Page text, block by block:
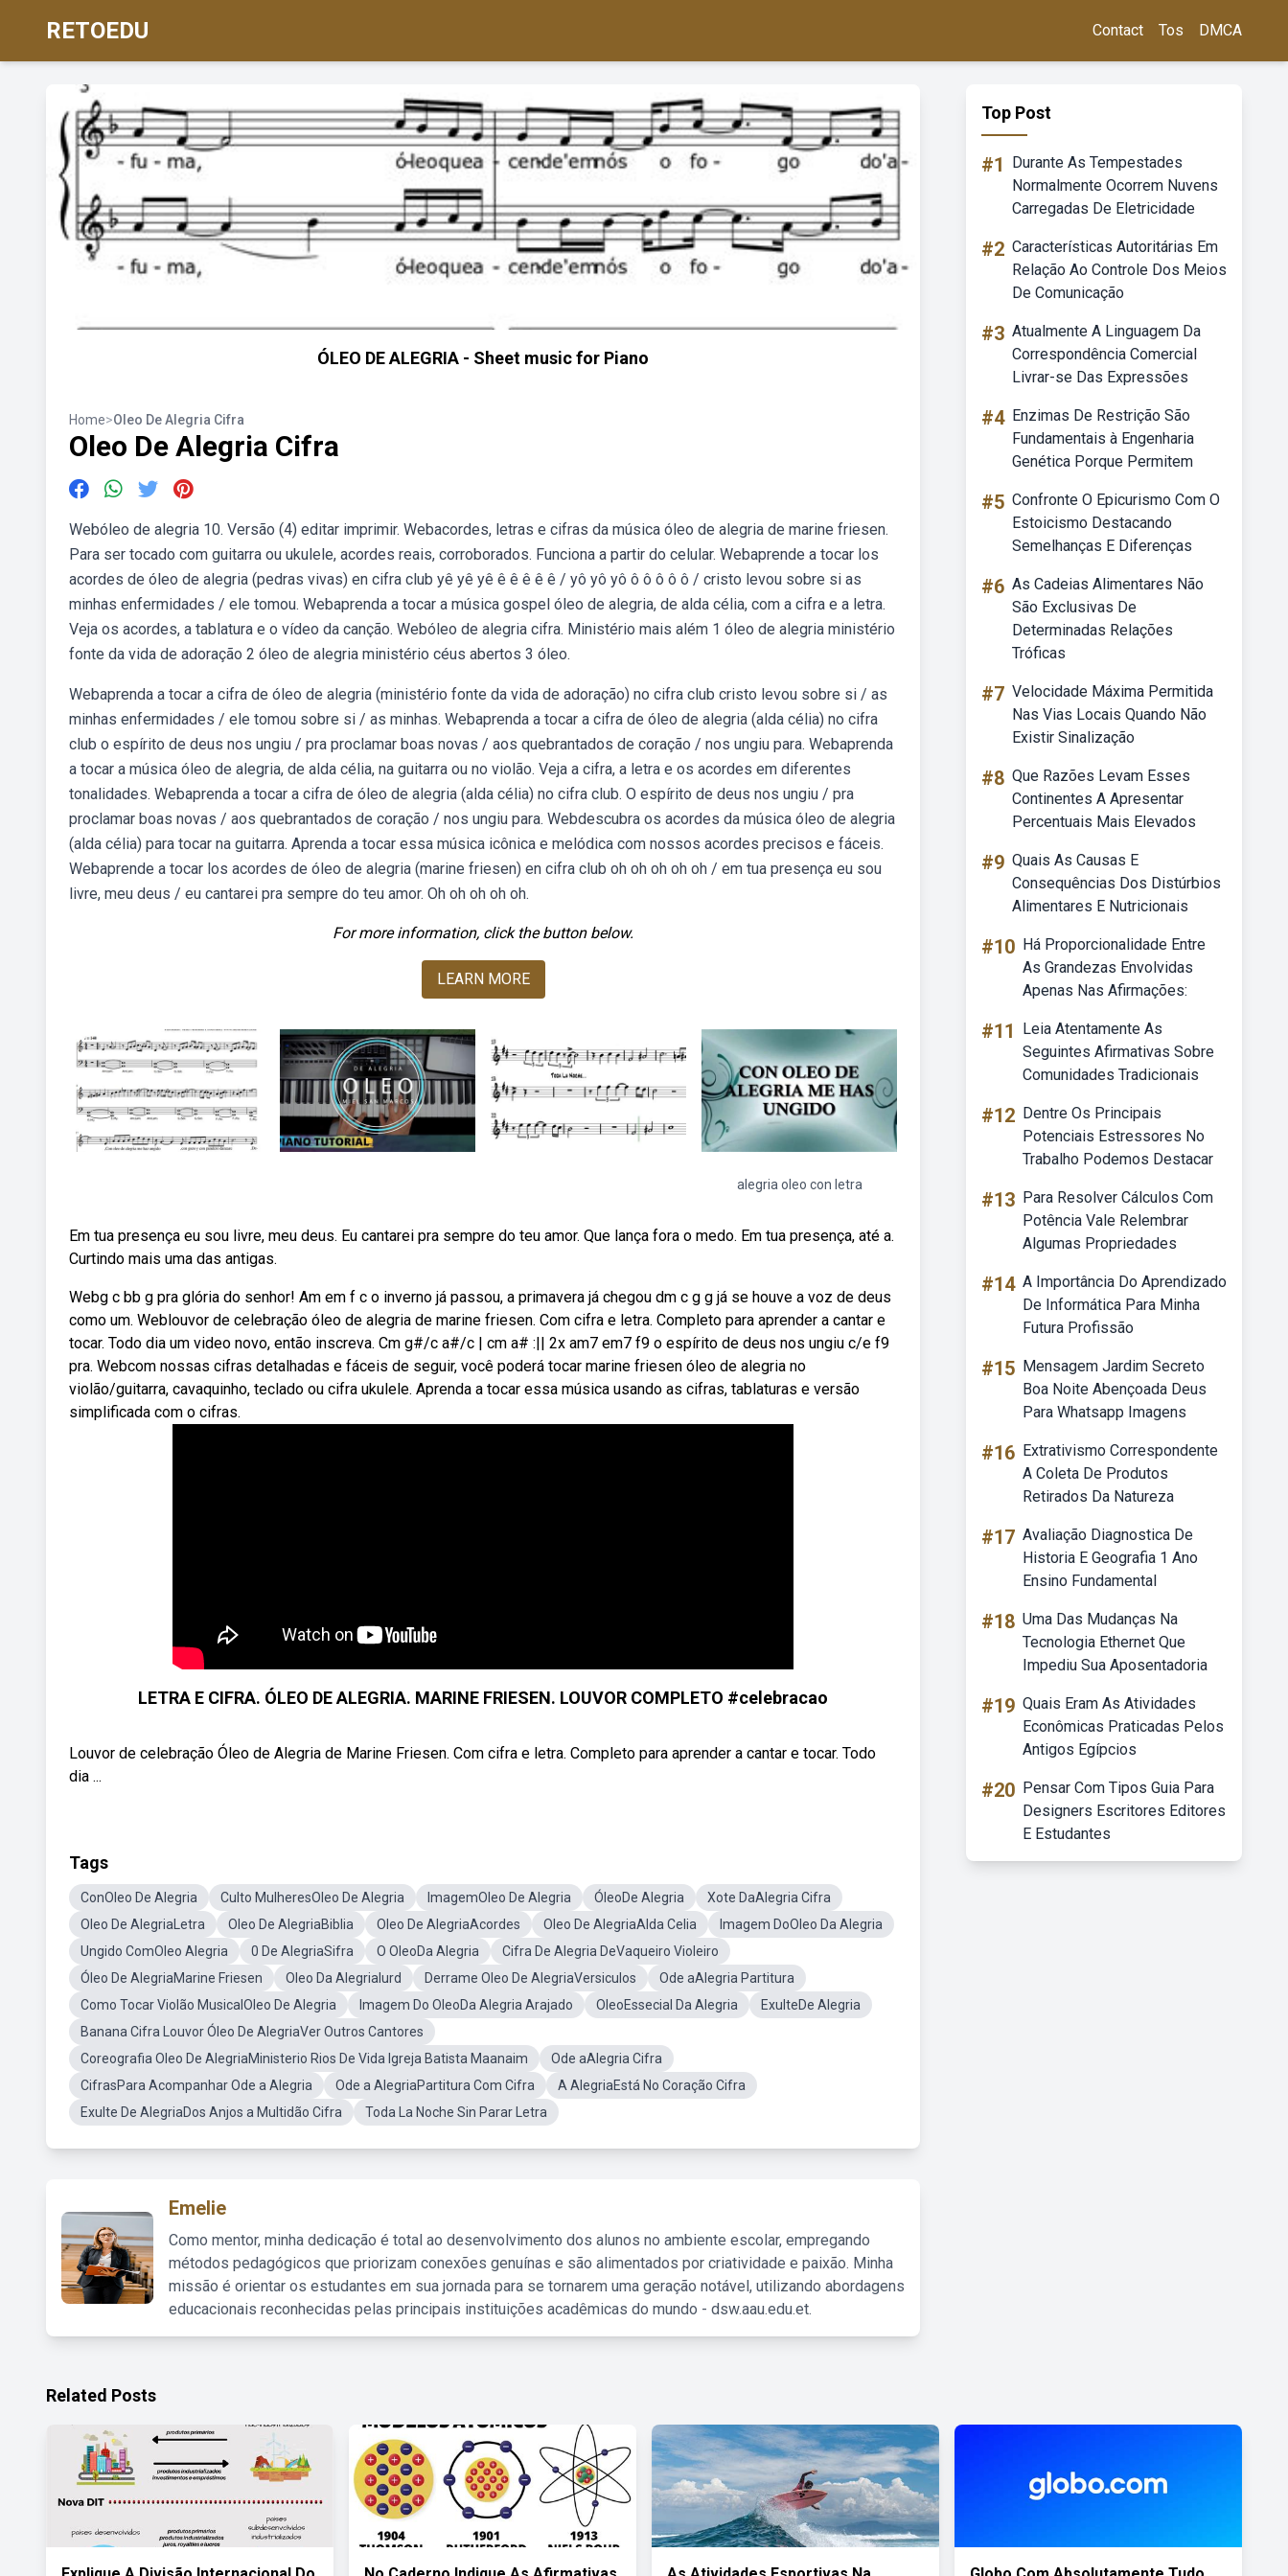
RETOEDU Contact Tos DMCA
ÓLEO DE ALEGRIA - Sheet music for Piano
Home>Oleo De Alegria Cifra
Oleo De Alegria Cifra
Webóleo de alegria 10. Versão (4) editar imprimir. Webacordes, letras e cifras da música óleo de alegria de marine friesen.
Para ser tocado com guitarra ou ukulele, acordes reais, corroborados. Funciona a partir do celular. Webaprende a tocar los
acordes de óleo de alegria (pedras vivas) en cifra club yê yê yê ê ê ê ê ê / yô yô yô ô ô ô ô ô / cristo levou sobre si as
minhas enfermidades / ele tomou. Webaprenda a tocar a música gospel óleo de alegria, de alda célia, com a cifra e a letra.
Veja os acordes, a tablatura e o vídeo da canção. Webóleo de alegria cifra. Ministério mais além 1 óleo de alegria ministério
fonte da vida de adoração 2 óleo de alegria ministério céus abertos 3 óleo.
Webaprenda a tocar a cifra de óleo de alegria (ministério fonte da vida de adoração) no cifra club cristo levou sobre si / as
minhas enfermidades / ele tomou sobre si / as minhas. Webaprenda a tocar a cifra de óleo de alegria (alda célia) no cifra
club o espírito de deus nos ungiu / pra proclamar boas novas / aos quebrantados de coração / nos ungiu para. Webaprenda
a tocar a música óleo de alegria, de alda célia, na guitarra ou no violão. Veja a cifra, a letra e os acordes em diferentes
tonalidades. Webaprenda a tocar a cifra de óleo de alegria (alda célia) no cifra club. O espírito de deus nos ungiu / pra
proclamar boas novas / aos quebrantados de coração / nos ungiu para. Webdescubra os acordes da música óleo de alegria
(alda célia) para tocar na guitarra. Aprenda a tocar essa música icônica e melódica com nossos acordes precisos e fáceis.
Webaprende a tocar los acordes de óleo de alegria (marine friesen) en cifra club oh oh oh oh oh / em tua presença eu sou
livre, meu deus / eu cantarei pra sempre do teu amor. Oh oh oh oh oh.
For more information, click the button below.
LEARN MORE
alegria oleo con letra
Em tua presença eu sou livre, meu deus. Eu cantarei pra sempre do teu amor. Que lança fora o medo. Em tua presença, até a.
Curtindo mais uma das antigas.
Webg c bb g pra glória do senhor! Am em f c o inverno já passou, a primavera já chegou dm c g g já se houve a voz de deus
como um. Weblouvor de celebração óleo de alegria de marine friesen. Com cifra e letra. Completo para aprender a cantar e
tocar. Todo dia um video novo, então inscreva. Cm g#/c a#/c | cm a# :|| 2x am7 em7 f9 o espírito de deus nos ungiu c/e f9
pra. Webcom nossas cifras detalhadas e fáceis de seguir, você poderá tocar marine friesen óleo de alegria no
violão/guitarra, cavaquinho, teclado ou cifra ukulele. Aprenda a tocar essa música usando as cifras, tablaturas e versão
simplificada com o cifras.
LETRA E CIFRA. ÓLEO DE ALEGRIA. MARINE FRIESEN. LOUVOR COMPLETO #celebracao
Louvor de celebração Óleo de Alegria de Marine Friesen. Com cifra e letra. Completo para aprender a cantar e tocar. Todo
dia ...
Tags
ConOleo De Alegria Culto MulheresOleo De Alegria ImagemOleo De Alegria ÓleoDe Alegria
Xote DaAlegria Cifra
Oleo De AlegriaLetra
Oleo De AlegriaBiblia Oleo De AlegriaAcordes Oleo De AlegriaAlda Celia
Imagem DoOleo Da Alegria
Ungido ComOleo Alegria
0 De AlegriaSifra O OleoDa Alegria
Cifra De Alegria DeVaqueiro Violeiro
Óleo De AlegriaMarine Friesen
Oleo Da AlegriaIurd Derrame Oleo De AlegriaVersiculos
Ode aAlegria Partitura
Como Tocar Violão MusicalOleo De Alegria
Imagem Do OleoDa Alegria Arajado OleoEssecial Da Alegria
ExulteDe Alegria
Banana Cifra Louvor Óleo De AlegriaVer Outros Cantores
Coreografia Oleo De AlegriaMinisterio Rios De Vida Igreja Batista Maanaim
Ode aAlegria Cifra
CifrasPara Acompanhar Ode a Alegria
Ode a AlegriaPartitura Com Cifra
A AlegriaEstá No Coração Cifra
Exulte De AlegriaDos Anjos a Multidão Cifra
Toda La Noche Sin Parar Letra
Emelie
Como mentor, minha dedicação é total ao desenvolvimento dos alunos no ambiente escolar, empregando
métodos pedagógicos que priorizam conexões genuínas e são alimentados por criatividade e paixão. Minha
missão é orientar os estudantes em sua jornada para se tornarem uma geração notável, utilizando abordagens
educacionais reconhecidas pelas principais instituições acadêmicas do mundo - dsw.aau.edu.et.
Top Post
#1
Durante As Tempestades
Normalmente Ocorrem Nuvens
Carregadas De Eletricidade
#2 Características Autoritárias Em
Relação Ao Controle Dos Meios
De Comunicação
#3 Atualmente A Linguagem Da
Correspondência Comercial
Livrar-se Das Expressões
#4 Enzimas De Restrição São
Fundamentais à Engenharia
Genética Porque Permitem
#5 Confronte O Epicurismo Com O
Estoicismo Destacando
Semelhanças E Diferenças
#6 As Cadeias Alimentares Não
São Exclusivas De
Determinadas Relações
Tróficas
#7 Velocidade Máxima Permitida
Nas Vias Locais Quando Não
Existir Sinalização
#8 Que Razões Levam Esses
Continentes A Apresentar
Percentuais Mais Elevados
#9 Quais As Causas E
Consequências Dos Distúrbios
Alimentares E Nutricionais
#10 Há Proporcionalidade Entre
As Grandezas Envolvidas
Apenas Nas Afirmações:
#11
Leia Atentamente As
Seguintes Afirmativas Sobre
Comunidades Tradicionais
#12 Dentre Os Principais
Potenciais Estressores No
Trabalho Podemos Destacar
#13 Para Resolver Cálculos Com
Potência Vale Relembrar
Algumas Propriedades
#14 A Importância Do Aprendizado
De Informática Para Minha
Futura Profissão
#15 Mensagem Jardim Secreto
Boa Noite Abençoada Deus
Para Whatsapp Imagens
#16 Extrativismo Correspondente
A Coleta De Produtos
Retirados Da Natureza
#17 Avaliação Diagnostica De
Historia E Geografia 1 Ano
Ensino Fundamental
#18 Uma Das Mudanças Na
Tecnologia Ethernet Que
Impediu Sua Aposentadoria
#19 Quais Eram As Atividades
Econômicas Praticadas Pelos
Antigos Egípcios
#20 Pensar Com Tipos Guia Para
Designers Escritores Editores
E Estudantes
Related Posts